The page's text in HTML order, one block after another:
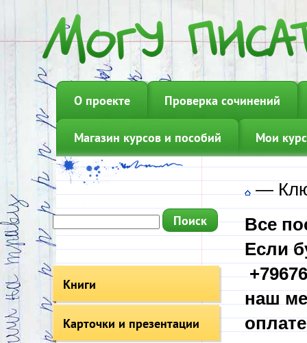
О проекте Проверка сочинений
Магазин курсов и пособий Мои
Книги
Карточки и презентации
—
Все
Если
наш